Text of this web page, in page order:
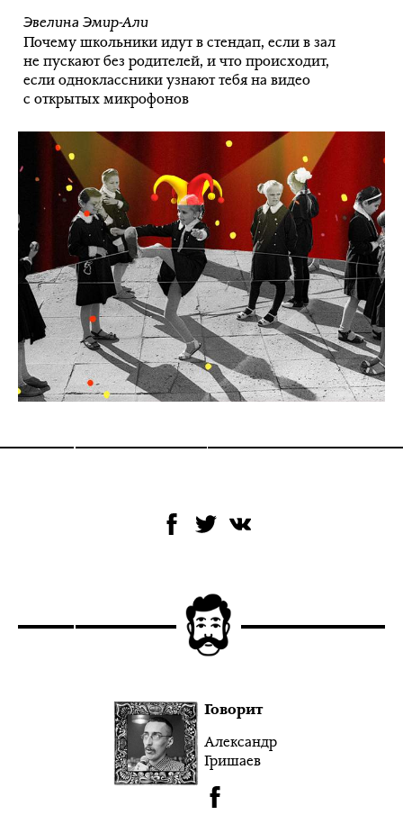
Эвелина Эмир-Али
Почему школьники идут в стендап, если в зал
не пускают без родителей, и что происходит,
если одноклассники узнают тебя на видео
с открытых микрофонов
Говорит
Александр
Гришаев